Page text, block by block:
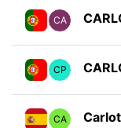
CA
CP
CA